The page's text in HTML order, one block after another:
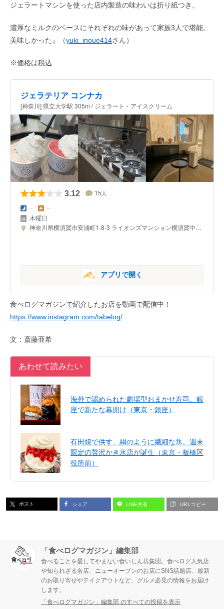
ジェラートマシンを使った店内製造の味わいは折り紙つき。
濃厚なミルクのベースにそれぞれの味があって家族3人で堪能。
美味しかった』（yuki_inoue414さん）
※価格は税込
ジェラテリア コンナカ
[神奈川] 県立大学駅 305m / ジェラート・アイスクリーム
3.12 15 人
– –
木曜日
神奈川県横須賀市安浦町1-8-3 ライオンズマンション横須賀中央第3
アプリで開く
食べログマガジンで紹介したお店を動画で配信中！
https://www.instagram.com/tabelog/
文：斎藤亜希
あわせて読みたい
海外で認められた劇場型おまかせ寿司。銀
座で新たな幕開け（東京・銀座）
有田焼で供す、絹のように繊細な氷。週末
限定の贅沢かき氷店が誕生（東京・板橋区
役所前）
ポスト シェア LINE共有 URLコピー
「食べログマガジン」編集部
食べることを愛してやまない食いしん坊集団。食べログ人気店
や知られざる名店、ニューオープンのお店にSNS話題店、最新
のお取り寄せやテイクアウトなど、グルメ必見の情報をお届け
します。
「食べログマガジン」編集部 のすべての投稿を表示